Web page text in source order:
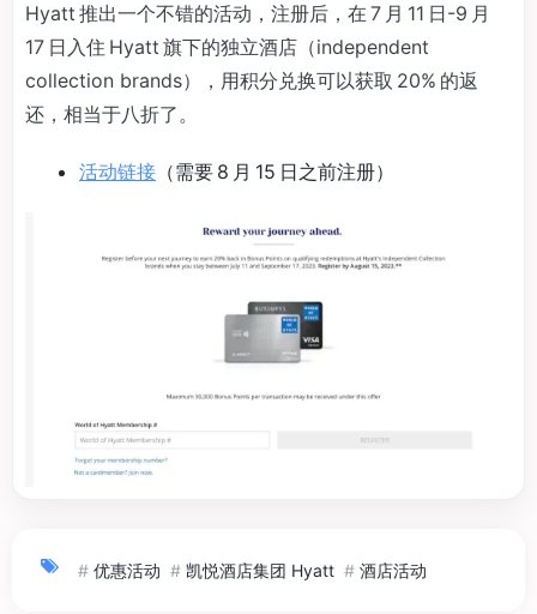
Hyatt 推出一个不错的活动，注册后，在 7 月 11 日-9 月
17 日入住 Hyatt 旗下的独立酒店（independent
collection brands），用积分兑换可以获取 20% 的返
还，相当于八折了。
活动链接 （需要 8 月 15 日之前注册）
# 优惠活动 # 凯悦酒店集团 Hyatt # 酒店活动